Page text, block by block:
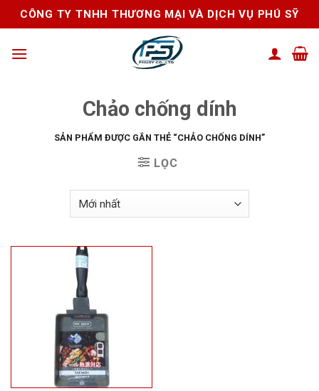
Skip
to
CÔNG TY TNHH THƯƠNG MẠI VÀ DỊCH VỤ PHÚ SỸ
Chảo chống dính
SẢN PHẨM ĐƯỢC GẮN THẺ “CHẢO CHỐNG DÍNH”
LỌC